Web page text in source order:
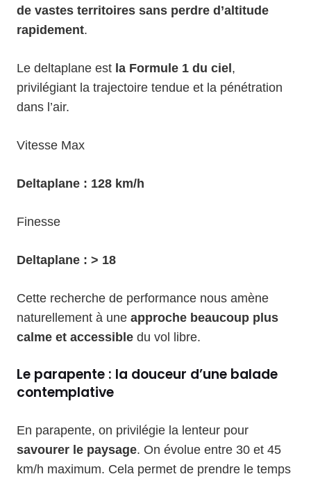
de vastes territoires sans perdre d’altitude
rapidement.
Le deltaplane est la Formule 1 du ciel ,
privilégiant la trajectoire tendue et la pénétration
dans l’air.
Vitesse Max
Deltaplane : 128 km/h
Finesse
Deltaplane : > 18
Cette recherche de performance nous amène
naturellement à une approche beaucoup plus
calme et accessible du vol libre.
Le parapente : la douceur d’une balade
contemplative
En parapente, on privilégie la lenteur pour
savourer le paysage. On évolue entre 30 et 45
km/h maximum. Cela permet de prendre le temps